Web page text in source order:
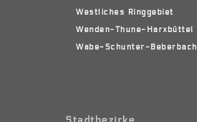
Westliches Ringgebiet
Wenden-Thune-Harxbüttel
Wabe-Schunter-Beberbach